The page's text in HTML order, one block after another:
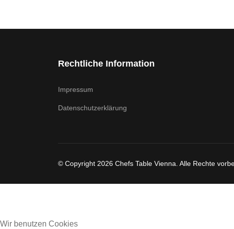
Rechtliche Information
Impressum
Datenschutzerklärung
© Copyright 2026 Chefs Table Vienna. Alle Rechte
Wir benutzen Cookies